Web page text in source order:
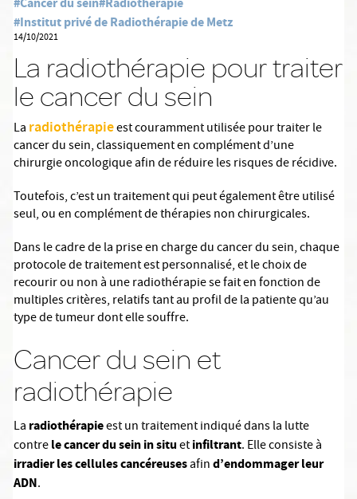
#Institut privé de Radiothérapie de Metz
14/10/2021
La radiothérapie pour traiter
le cancer du sein
La radiothérapieest couramment utilisée pour traiter le
cancer du sein, classiquement en complément d’une
chirurgie oncologique afin de réduire les risques de récidive.
Toutefois, c’est un traitement qui peut également être utilisé
seul, ou en complément de thérapies non chirurgicales.
Dans le cadre de la prise en charge du cancer du sein, chaque
protocole de traitement est personnalisé, et le choix de
recourir ou non à une radiothérapie se fait en fonction de
multiples critères, relatifs tant au profil de la patiente qu’au
type de tumeur dont elle souffre.
Cancer du sein et
radiothérapie
La radiothérapieest un traitement indiqué dans la lutte
contrele cancer du sein in situetinfiltrant. Elle consiste à
irradier les cellules cancéreusesafind’endommager leur
ADN.